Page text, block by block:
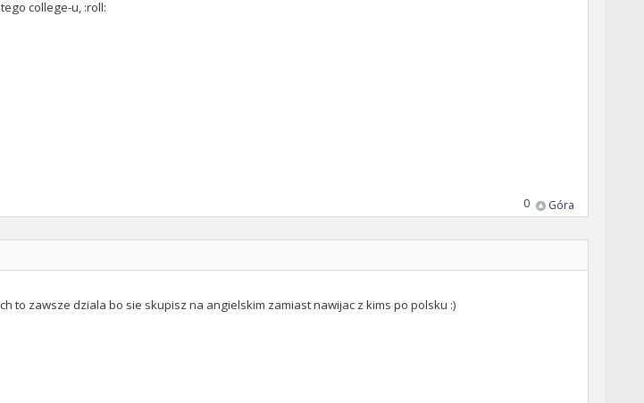
college-u, :roll:
Góra
0
to zawsze dziala bo sie skupisz na angielskim zamiast nawijac z kims po polsku :)